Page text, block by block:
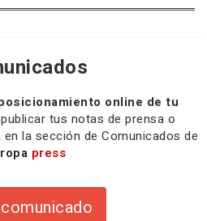
online de tu
tus notas de prensa o
la sección de Comunicados de
press